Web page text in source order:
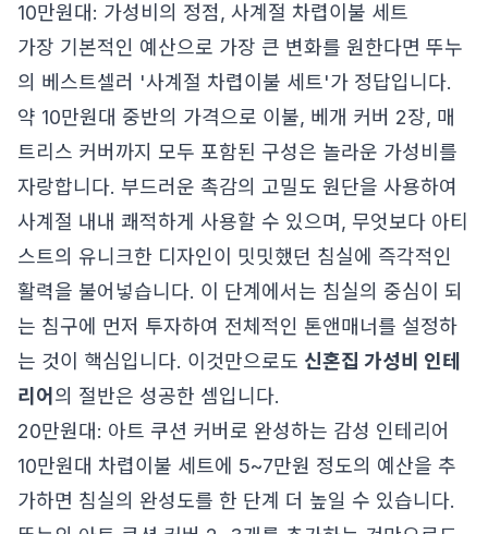
10만원대: 가성비의 정점, 사계절 차렵이불 세트
가장 기본적인 예산으로 가장 큰 변화를 원한다면 뚜누
의 베스트셀러 '사계절 차렵이불 세트'가 정답입니다.
약 10만원대 중반의 가격으로 이불, 베개 커버 2장, 매
트리스 커버까지 모두 포함된 구성은 놀라운 가성비를
자랑합니다. 부드러운 촉감의 고밀도 원단을 사용하여
사계절 내내 쾌적하게 사용할 수 있으며, 무엇보다 아티
스트의 유니크한 디자인이 밋밋했던 침실에 즉각적인
활력을 불어넣습니다. 이 단계에서는 침실의 중심이 되
는 침구에 먼저 투자하여 전체적인 톤앤매너를 설정하
는 것이 핵심입니다. 이것만으로도 신혼집 가성비 인테
리어 의 절반은 성공한 셈입니다.
20만원대: 아트 쿠션 커버로 완성하는 감성 인테리어
10만원대 차렵이불 세트에 5~7만원 정도의 예산을 추
가하면 침실의 완성도를 한 단계 더 높일 수 있습니다.